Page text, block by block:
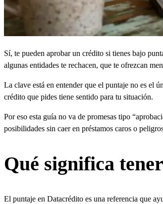
Sí, te pueden aprobar un crédito si tienes bajo
algunas entidades te rechacen, que te ofrezcan
La clave está en entender que el puntaje no es el
crédito que pides tiene sentido para tu situación.
Por eso esta guía no va de promesas tipo
posibilidades sin caer en préstamos caros o
Qué significa
El puntaje en Datacrédito es una referencia que